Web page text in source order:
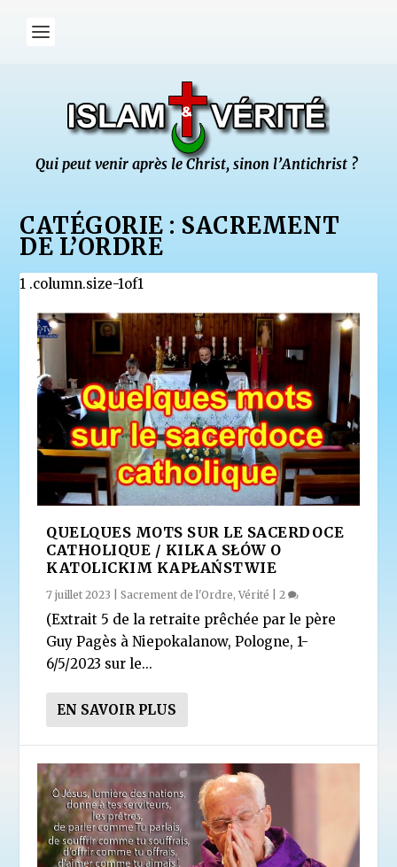
CATÉGORIE : SACREMENT
DE L’ORDRE
QUELQUES MOTS SUR LE SACERDOCE
CATHOLIQUE / KILKA SŁÓW O
KATOLICKIM KAPŁAŃSTWIE
7 juillet 2023 |Sacrement de l'Ordre,Vérité |2
(Extrait 5 de la retraite prêchée par le père
Guy Pagès à Niepokalanow, Pologne, 1-
6/5/2023 sur le...
EN SAVOIR PLUS